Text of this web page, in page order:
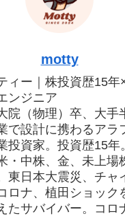
motty
ィー｜株投資歴15年
ンジニア
院（物理）卒、大手
で設計に携わるアラ
投資家。投資歴15年。
・中株、金、未上場
東日本大震災、チャ
ロナ、植田ショック
たサバイバー。コロ